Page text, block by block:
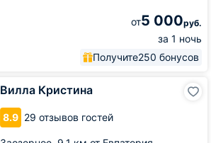
от5 000руб.
за 1 ночь
Получите250 бонусов
Вилла Кристина
8.9 29 отзывов гостей